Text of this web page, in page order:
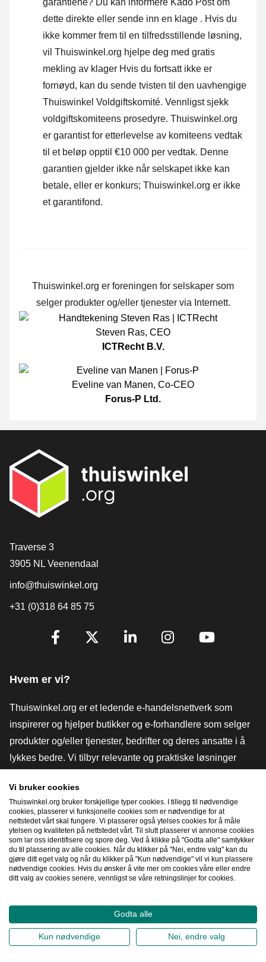
garantiene? Du kan informere Kado Post om
dette direkte eller sende inn en klage . Hvis du
ikke kommer frem til en tilfredsstillende løsning,
vil Thuiswinkel.org hjelpe deg med gratis
mekling av klager Hvis du fortsatt ikke er
fornøyd, kan du sende tvisten til den uavhengige
Thuiswinkel Voldgiftskomité. Vennligst sjekk
voldgiftskomiteens prosedyre. Thuiswinkel.org
er garantist for etterlevelse av komiteens vedtak
til et beløp opptil €10 000 per vedtak. Denne
garantien gjelder ikke når selskapet ikke kan
betale, eller er konkurs; Thuiswinkel.org er ikke
et garantifond.
Thuiswinkel.org er foreningen for selskaper som
selger produkter og/eller tjenester via Internett.
Steven Ras, CEO
ICTRecht B.V.
Eveline van Manen, Co-CEO
Forus-P Ltd.
[_General:Contact]
Traverse 3
3905 NL Veenendaal
info@thuiswinkel.org
+31 (0)318 64 85 75
[_General:SocialMediaTitle]
Hvem er vi?
Thuiswinkel.org er et ledende e-handelsnettverk som
inspirerer og hjelper butikker og e-forhandlere som selger
produkter og/eller tjenester, bedrifter og deres ansatte i å
lykkes bedre. Vi tilbyr relevante og praktiske løsninger
verktøy og råd, advokatvirksomhet, markedsundersøkelser,
og har vår egen utdanningsplattform, Thuiswinkel e-
Academy.
Naviger raskt
2026©Thuiswinkel.org
Personvernerklæring Erklæring om informasjonskapsler
Vi bruker cookies
Thuiswinkel.org bruker forskjellige typer cookies. I tillegg til nødvendige
cookies, plasserer vi funksjonelle cookies som er nødvendige for at
nettstedet vårt skal fungere. Vi plasserer også ytelses cookies for å måle
ytelsen og kvaliteten på nettstedet vårt. Til slutt plasserer vi annonse cookies
som lar oss identifisere og spore deg. Ved å klikke på "Godta alle" samtykker
du til plassering av alle cookies. Når du klikker på "Nei, endre valg" kan du
gjøre ditt eget valg og når du klikker på "Kun nødvendige" vil vi kun plassere
nødvendige cookies. Hvis du ønsker å vite mer om cookies våre eller endre
ditt valg av cookies senere, vennligst se våre retningslinjer for cookies.
Godta alle
Kun nødvendige Nei, endre valg